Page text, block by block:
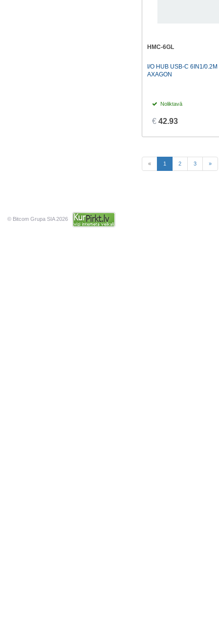
HMC-6GL
I/O HUB USB-C 6IN1/
AXAGON
Noliktavā
€ 42.93
« 1 (current)
2 3 »
© Bitcom Grupa SIA 2026